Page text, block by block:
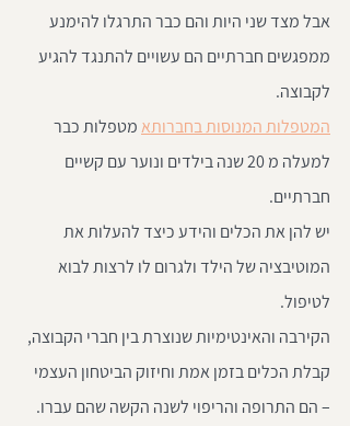
אבל מצד שני היות והם כבר התרגלו להימנע
ממפגשים חברתיים הם עשויים להתנגד להגיע
לקבוצה.
המטפלות המנוסות בחברותא מטפלות כבר
למעלה מ 20 שנה בילדים ונוער עם קשיים
חברתיים.
יש להן את הכלים והידע כיצד להעלות את
המוטיבציה של הילד ולגרום לו לרצות לבוא
לטיפול.
הקירבה והאינטימיות שנוצרת בין חברי הקבוצה,
קבלת הכלים בזמן אמת וחיזוק הביטחון העצמי
– הם התרופה והריפוי לשנה הקשה שהם עברו.